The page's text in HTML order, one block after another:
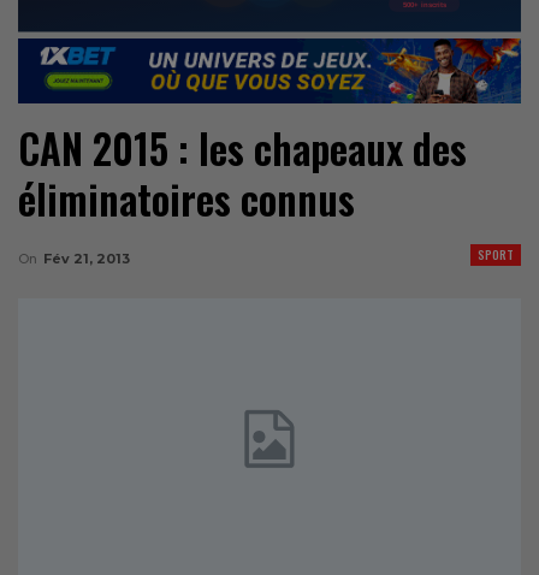
CAN 2015 : les chapeaux des
éliminatoires connus
SPORT
On Fév 21, 2013